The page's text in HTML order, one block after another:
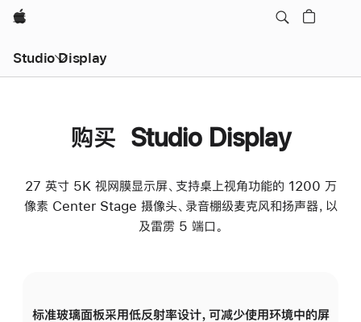
Apple
Studio Display
购买 Studio Display
27 英寸 5K 视网膜显示屏、支持桌上视角功能的 1200 万
像素 Center Stage 摄像头、录音棚级麦克风和扬声器，以
及雷雳 5 端口。
标准玻璃面板采用低反射率设计，可减少使用环境中的屏